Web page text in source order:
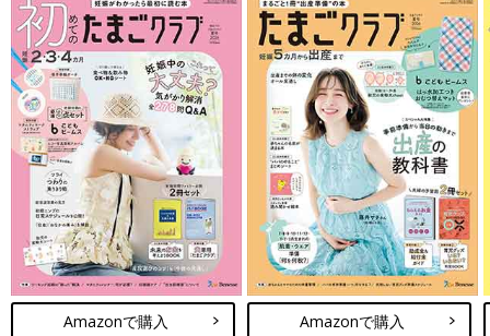
でささっと済ませたいときなどでも、美味しく食べたいというニ
ーズにぴったりだと思います。
また内側に、550ccと450ccのラインがついていますので、茹で
る時のお湯の量も簡単に測れます」
――実際に商品として売り出してみて、売れ行きはいかがでした
か？
A「販売実績はとても好調です。お客様から、『洗い物が減る』
『ラーメンだけでなく、汁ものや雑炊もできて便利』『冷めにく
くて良い』などの感想をいただいています。
――ラーメン以外にも使えるということですね。どんな料理に使
えますか？Amazonで購入 Amazonで購入